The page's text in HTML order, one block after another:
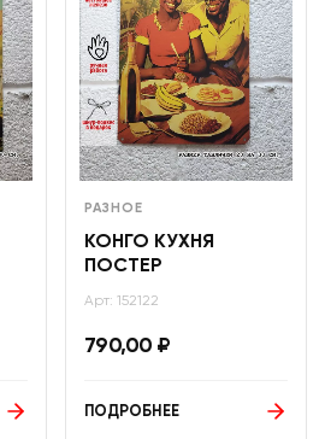
РАЗНОЕ
КОНГО КУХНЯ
ПОСТЕР
Арт: 152122
790,00 ₽
ПОДРОБНЕЕ